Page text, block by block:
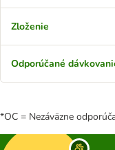
Zloženie
Odporúčané
*OC = Nezáväzne